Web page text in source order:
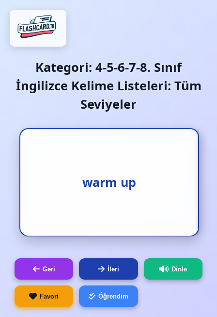
Kategori: 4-5-6-7-8. Sınıf
İngilizce Kelime Listeleri: Tüm
Seviyeler
warm up
ısınmak
Geri İleri Dinle
Favori Öğrendim